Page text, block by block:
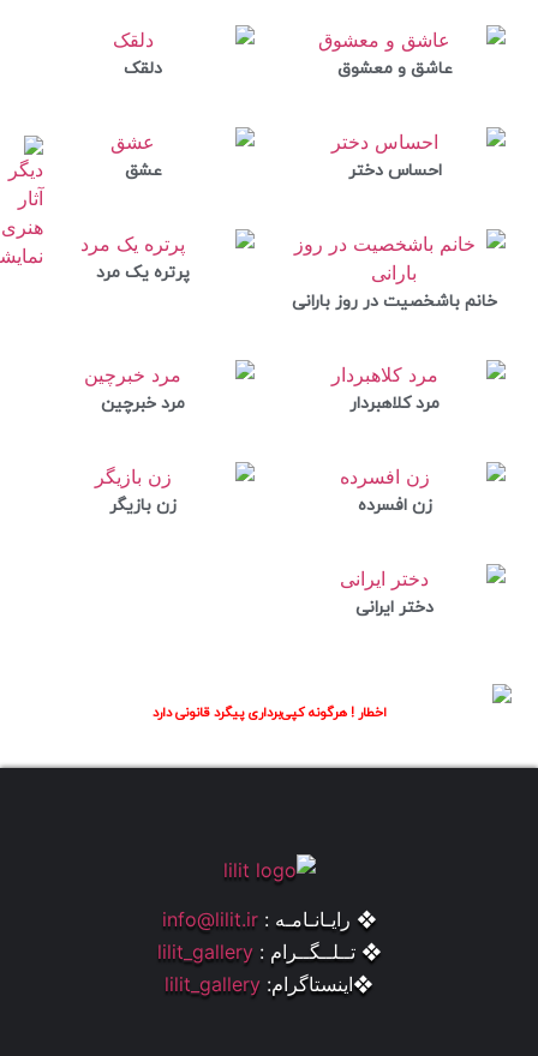
عاشق و معشوق دلقک
احساس دختر عشق
خانم باشخصیت در روز بارانی
پرتره یک مرد
مرد کلاهبردار مرد خبرچین
زن افسرده زن بازیگر
دختر ایرانی
اخطار ! هرگونه کپی‌برداری پیگرد قانونی دارد
❖ رایـانـامـه : info@lilit.ir
❖ تــلــگــرام : lilit_gallery
❖اینستاگرام: lilit_gallery